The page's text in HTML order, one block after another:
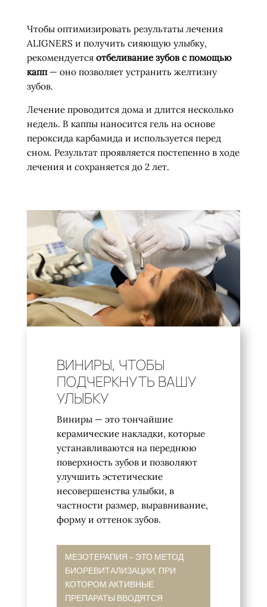
Чтобы оптимизировать результаты лечения
ALIGNERS и получить сияющую улыбку,
рекомендуется отбеливание зубов с помощью
капп— оно позволяет устранить желтизну
зубов.
Лечение проводится дома и длится несколько
недель. В каппы наносится гель на основе
пероксида карбамида и используется перед
сном. Результат проявляется постепенно в ходе
лечения и сохраняется до 2 лет.
ВИНИРЫ, ЧТОБЫ
ПОДЧЕРКНУТЬ ВАШУ
УЛЫБКУ
Виниры — это тончайшие
керамические накладки, которые
устанавливаются на переднюю
поверхность зубов и позволяют
улучшить эстетические
несовершенства улыбки, в
частности размер, выравнивание,
форму и оттенок зубов.
МЕЗОТЕРАПИЯ - ЭТО МЕТОД
БИОРЕВИТАЛИЗАЦИИ, ПРИ
КОТОРОМ АКТИВНЫЕ
ПРЕПАРАТЫ ВВОДЯТСЯ